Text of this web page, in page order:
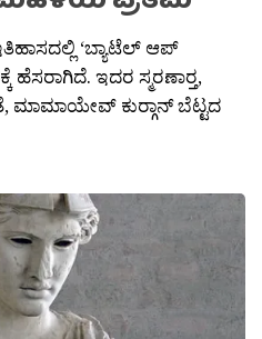
‘ಬ್ಯಾಟೆಲ್ ಆಪ್
ಹೆಸರಾಗಿದೆ. ಇದರ ಸ್ಮರಣಾರ‍್ತ,
ಮಾಮಾಯೇವ್ ಕುರ‍್ಗಾನ್ ಬೆಟ್ಟದ